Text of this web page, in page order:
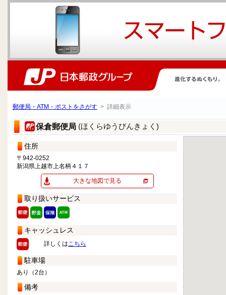
郵便局・ATM・ポストをさがす > 詳細表示
保倉郵便局 (ほくらゆうびんきょく)
住所
〒942-0252
新潟県上越市上名柄４１７
大きな地図で見る
取り扱いサービス
キャッシュレス
詳しくはこちら
駐車場
あり（2台）
備考